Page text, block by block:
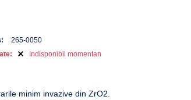
265-0050
Indisponibil momentan
minim invazive din ZrO2.